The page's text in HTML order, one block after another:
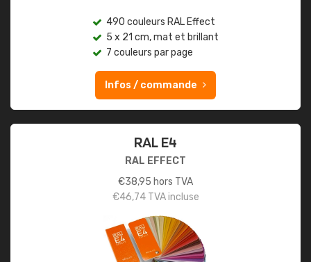
490 couleurs RAL Effect
5 x 21 cm, mat et brillant
7 couleurs par page
Infos / commande
RAL E4
RAL EFFECT
€38,95 hors TVA
€46,74TVA incluse